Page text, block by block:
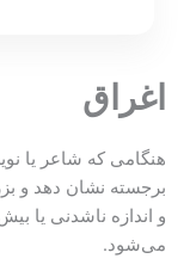
اغراق
هنگامی که شاعر یا
برجسته نشان دهد و
و اندازه ناشدنی یا
می‌شود.